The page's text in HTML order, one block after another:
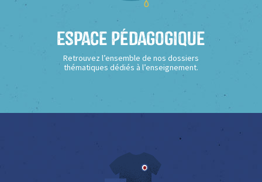
Espace Pédagogique
Retrouvez l’ensemble de nos dossiers
thématiques dédiés à l’enseignement.